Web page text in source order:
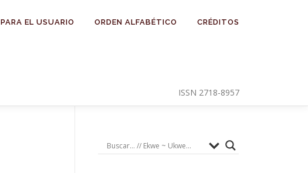
PARA EL USUARIO ORDEN ALFABÉTICO CRÉDITOS
ISSN 2718-8957